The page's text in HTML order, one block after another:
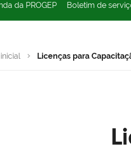
da PROGEP Boletim de
Licenças para